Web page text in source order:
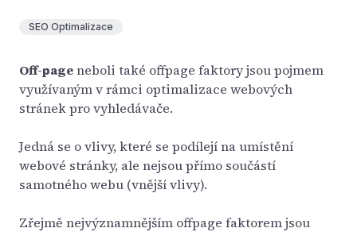
SEO Optimalizace
Off-pageneboli také offpage faktory jsou pojmem
využívaným v rámci optimalizace webových
stránek pro vyhledávače.
Jedná se o vlivy, které se podílejí na umístění
webové stránky, ale nejsou přímo součástí
samotného webu (vnější vlivy).
Zřejmě nejvýznamnějším offpage faktorem jsou